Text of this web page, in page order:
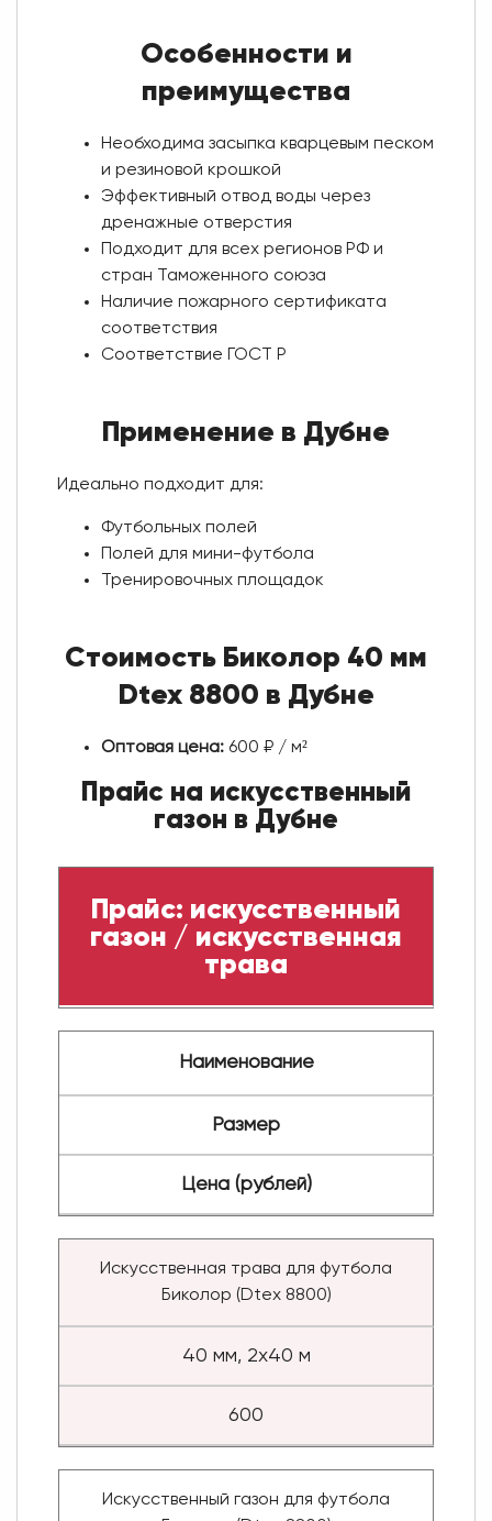
Особенности и
преимущества
Необходима засыпка кварцевым песком
и резиновой крошкой
Эффективный отвод воды через
дренажные отверстия
Подходит для всех регионов РФ и
стран Таможенного союза
Наличие пожарного сертификата
соответствия
Соответствие ГОСТ Р
Применение в Дубне
Идеально подходит для:
Футбольных полей
Полей для мини-футбола
Тренировочных площадок
Стоимость Биколор 40 мм
Dtex 8800 в Дубне
Оптовая цена:600 ₽ / м²
Прайс на искусственный
газон в Дубне
Прайс: искусственный
газон / искусственная
трава
Наименование
Размер
Цена (рублей)
Искусственная трава для футбола
Биколор (Dtex 8800)
40 мм, 2x40 м
600
Искусственный газон для футбола